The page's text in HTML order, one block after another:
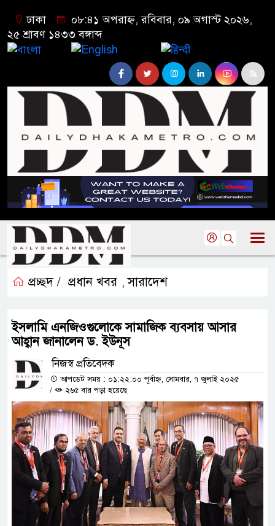
ঢাকা
০৮:৪১ অপরাহ্ন, রবিবার, ০৯ অগাস্ট ২০২৬,
২৫ শ্রাবণ ১৪৩৩ বঙ্গাব্দ
প্রচ্ছদ / প্রধান খবর ,সারাদেশ
ইসলামি এনজিওগুলোকে সামাজিক ব্যবসায় আসার
আহ্বান জানালেন ড. ইউনূস
নিজস্ব প্রতিবেদক
আপডেট সময় : ০১:২২:০০ পূর্বাহ্ন, সোমবার, ৭ জুলাই ২০২৫
/
২৬৫ বার পড়া হয়েছে